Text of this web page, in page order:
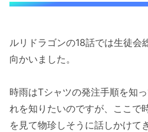
ルリドラゴンの18話では生徒会
向かいました。
時雨はTシャツの発注手順を知
れを知りたいのですが、ここで
を見て物珍しそうに話しかけて